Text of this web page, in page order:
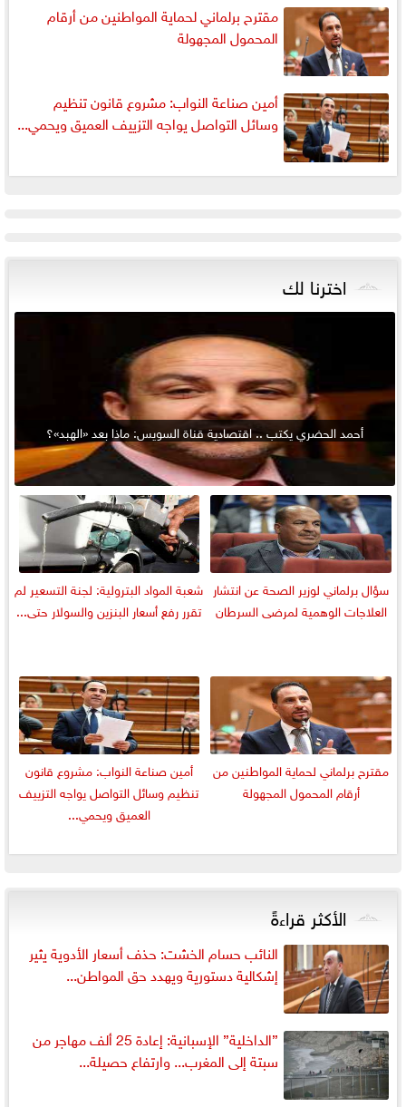
مقترح برلماني لحماية المواطنين من أرقام
المحمول المجهولة
أمين صناعة النواب: مشروع قانون تنظيم
وسائل التواصل يواجه التزييف العميق ويحمي...
اخترنا لك
أحمد الحضري يكتب .. اقتصادية قناة السويس: ماذا بعد «الهبد»؟
سؤال برلماني لوزير الصحة عن انتشار
العلاجات الوهمية لمرضى السرطان
شعبة المواد البترولية: لجنة التسعير لم
تقرر رفع أسعار البنزين والسولار حتى...
مقترح برلماني لحماية المواطنين من
أرقام المحمول المجهولة
أمين صناعة النواب: مشروع قانون
تنظيم وسائل التواصل يواجه التزييف
العميق ويحمي...
الأكثر قراءةً
النائب حسام الخشت: حذف أسعار الأدوية يثير
إشكالية دستورية ويهدد حق المواطن...
”الداخلية” الإسبانية: إعادة 25 ألف مهاجر من
سبتة إلى المغرب... وارتفاع حصيلة...